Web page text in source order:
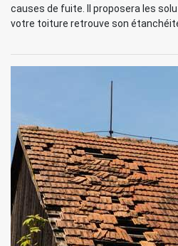
causes de fuite. Il proposera les
votre toiture retrouve son